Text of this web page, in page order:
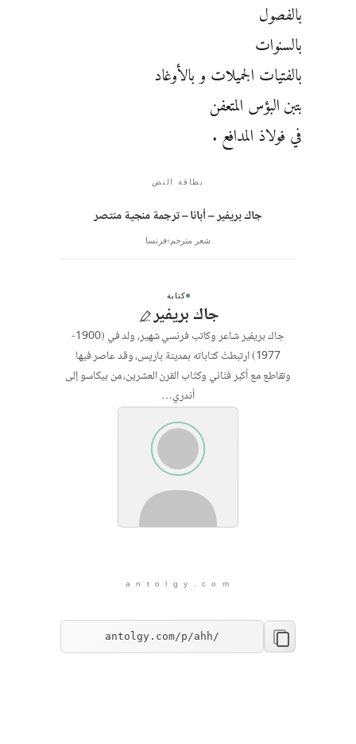
بالفصول
بالسنوات
بالفتيات الجميلات و بالأوغاد
بتبن البؤس المتعفن
في فولاذ المدافع .
بطاقة النص
جاك بريفير – أبانا – ترجمة منجية منتصر
شعر مترجم فرنسا
كتابة
جاك بريفير
جاك بريفير شاعر وكاتب فرنسي شهير، ولد في (1900-
1977) ارتبطتْ كتاباته بمدينة باريس، وقد عاصر فيها
وتقاطع مع أكبر فنّاني وكتّاب القرن العشرين، من بيكاسو إلى
أندري…
a n t o l g y . c o m